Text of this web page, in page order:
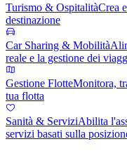
Turismo & OspitalitàCrea
destinazione
Car Sharing & Mobilità
reale e la gestione dei
Gestione FlotteMonitora,
tua flotta
Sanità & ServiziAbilita
servizi basati sulla